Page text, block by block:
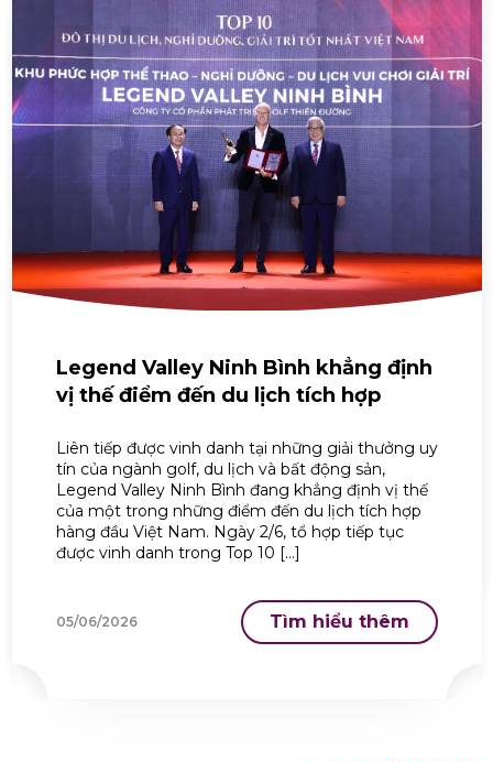
Legend Valley Ninh Bình khẳng định
vị thế điểm đến du lịch tích hợp
Liên tiếp được vinh danh tại những giải thưởng uy
tín của ngành golf, du lịch và bất động sản,
Legend Valley Ninh Bình đang khẳng định vị thế
của một trong những điểm đến du lịch tích hợp
hàng đầu Việt Nam. Ngày 2/6, tổ hợp tiếp tục
được vinh danh trong Top 10 […]
05/06/2026 Tìm hiểu thêm